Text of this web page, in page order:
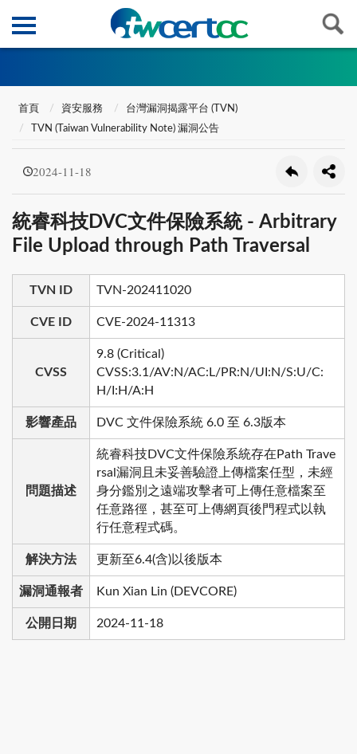
首頁 資安服務
台灣漏洞揭露平台 (TVN)
TVN (Taiwan Vulnerability Note) 漏洞公告
2024-11-18
統睿科技DVC文件保險系統 - Arbitrary
File Upload through Path Traversal
TVN ID TVN-202411020
CVE ID CVE-2024-11313
CVSS
9.8 (Critical)
CVSS:3.1/AV:N/AC:L/PR:N/UI:N/S:U/C:
H/I:H/A:H
影響產品 DVC 文件保險系統 6.0 至 6.3版本
問題描述
統睿科技DVC文件保險系統存在Path Trave
rsal漏洞且未妥善驗證上傳檔案任型，未經
身分鑑別之遠端攻擊者可上傳任意檔案至
任意路徑，甚至可上傳網頁後門程式以執
行任意程式碼。
解決方法 更新至6.4(含)以後版本
漏洞通報者 Kun Xian Lin (DEVCORE)
公開日期 2024-11-18